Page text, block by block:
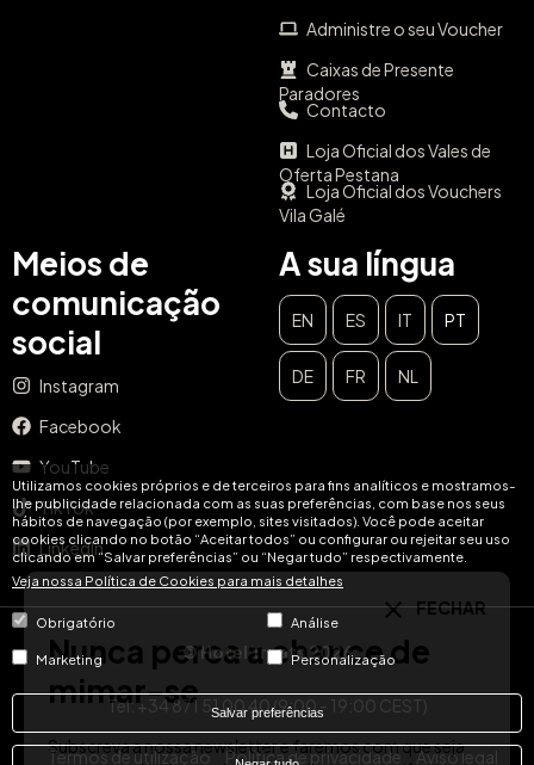
Utilizamos cookies próprios e de terceiros para fins analíticos e mostramos-
lhe publicidade relacionada com as suas preferências, com base nos seus
hábitos de navegação (por exemplo, sites visitados). Você pode aceitar
cookies clicando no botão “Aceitar todos” ou configurar ou rejeitar seu uso
clicando em “Salvar preferências” ou “Negar tudo” respectivamente.
Veja nossa Política de Cookies para mais detalhes
Obrigatório Análise
Marketing Personalização
Salvar preferências
Administre o seu Voucher
Caixas de Presente
Paradores
Contacto
Loja Oficial dos Vales de
Oferta Pestana
Loja Oficial dos Vouchers
Vila Galé
Meios de
comunicação
social
Instagram
Facebook
YouTube
TikTok
LinkedIn
A sua língua
EN ES IT PT
DE FR NL
© Hotel Treats 2026
Tel: +34 871 51 00 40 (9:00 - 19:00 CEST)
Termos de utilização Política de privacidade Aviso legal
FECHAR
Nunca perca a chance de
mimar-se
Subscreva a nossa newsletter e faremos com que seja
sempre o primeiro a saber das melhores experiências na
sua região. Iremos informá-lo sobre todos os sorteios e
promoções exclusivas para os nossos assinantes!
Email
SUBSCREVER